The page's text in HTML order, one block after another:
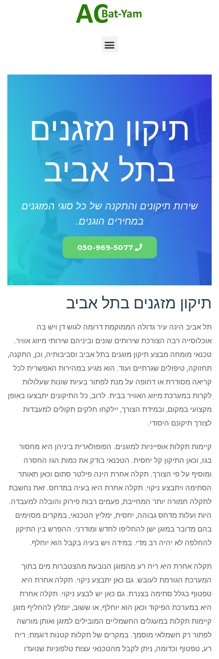
תיקון מזגנים
בתל אביב
שירות תיקונים והתקנה של כל סוגי המזגנים
במחירים הוגנים.
050-969-5077
תיקון מזגנים בתל אביב
תל אביב הינה עיר גדולה הממוקמת דרומה לגוש דן ויש בה
אוכלוסייה רבה הצורכת שירותים שונים וביניהם שירותי מיזוג אוויר.
טכנאי מומחה מבצע תיקון מזגנים בתל אביב וסביבותיה, וכן, התקנה,
תחזוקה, טיפולים שגרתיים ועוד. הוא מגיע במהירות האפשרית לכל
קריאה מסודרת או דחופה על מנת לפתור בעיות שונות שעלולות
לקרות במערכת מיזוג האוויר בבית. לרוב, כל התיקונים יתבצעו באופן
מקצועי במקום, ובמידת הצורך, יילקחו חלקים תקולים למעבדות
לצורך תיקונם היסודי.
קיימות תקלות אופייניות למזגנים. הפופולארית ביניהן היא מחסור
בגז, וכאן התיקון קל יחסית. הטכנאי בודק את כמות הגז החסרה
ומוסיף על פי הצורך. תקלה אחרת הינה פילטר סתום וכאן תאותר
הסתימה ויתבצע ניקוי. תקלה אחרת היא בעיה במדחס. זאת נחשבת
לתקלה חמורה יותר המחייבת, פעמים רבות פירוק והובלה למעבדה.
היות ועלות מדחס גבוהה, יחסית, ימליץ הטכנאי, במקרים מסוימים
בהם מדובר במזגן ישן להחליפו לחדש ומודרני. ההפרש בין התיקון
להחלפה לא יהיה רב מדי. במידה ויש בעיה בקבל הוא יוחלף.
תקלה אחרת היא ריח רע מהמזגן הנובעת מהצטברות מים בתוך
המערכת הגורמת לעובש. גם כאן יתבצע ניקוי. תקלה אחרת היא
טפטוף בגלל סתימה בצנרת. גם כאן יש לבצע ניקוי. תקלה אחרת
היא במערכת הפיקוד וכאן הוא יוחלף, או ששוב, יומלץ להחליף מזגן.
קיימות תקלות במעגלים החשמליים המובילים למזגן ואותן מורשה
לפתור רק חשמלאי מוסמך. במקרים של תקלות קטנות דוגמת: ריח
רע, טפטוף וכדומה, ניתן לקבל מהטכנאי עצות טלפוניות שנועדו